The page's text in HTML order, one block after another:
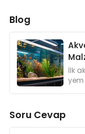
Blog
İlk
yem
Soru Cevap